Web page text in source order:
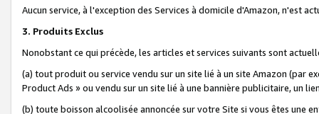
Aucun service, à l'exception des Services à domicile d'Amazon, n'est
3. Produits Exclus
Nonobstant ce qui précède, les articles et services suivants sont
(a) tout produit ou service vendu sur un site lié à un site Amazon (par
Product Ads » ou vendu sur un site lié à une bannière publicitaire, un
(b) toute boisson alcoolisée annoncée sur votre Site si vous êtes une